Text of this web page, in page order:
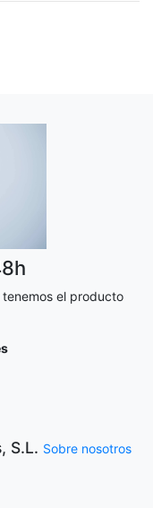
el producto
S.L. Sobre nosotros